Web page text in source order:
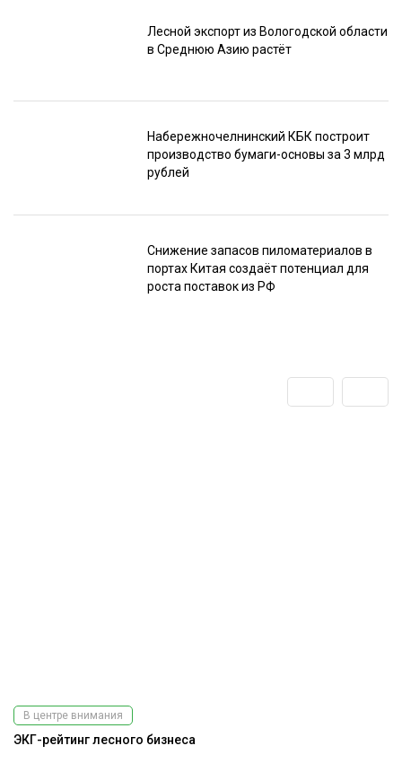
Лесной экспорт из Вологодской области
в Среднюю Азию растёт
Набережночелнинский КБК построит
производство бумаги-основы за 3 млрд
рублей
Снижение запасов пиломатериалов в
портах Китая создаёт потенциал для
роста поставок из РФ
В центре внимания
ЭКГ-рейтинг лесного бизнеса